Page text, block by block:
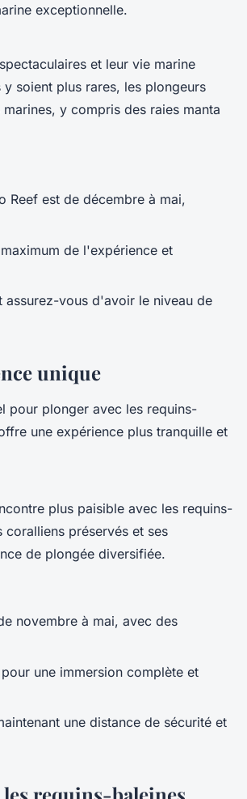
exceptionnelle.
et leur vie marine
y soient plus rares, les plongeurs
y compris des raies manta
Reef est de décembre à mai,
de l'expérience et
vous d'avoir le niveau de
unique
pour plonger avec les requins-
une expérience plus tranquille et
plus paisible avec les requins-
préservés et ses
de plongée diversifiée.
novembre à mai, avec des
une immersion complète et
une distance de sécurité et